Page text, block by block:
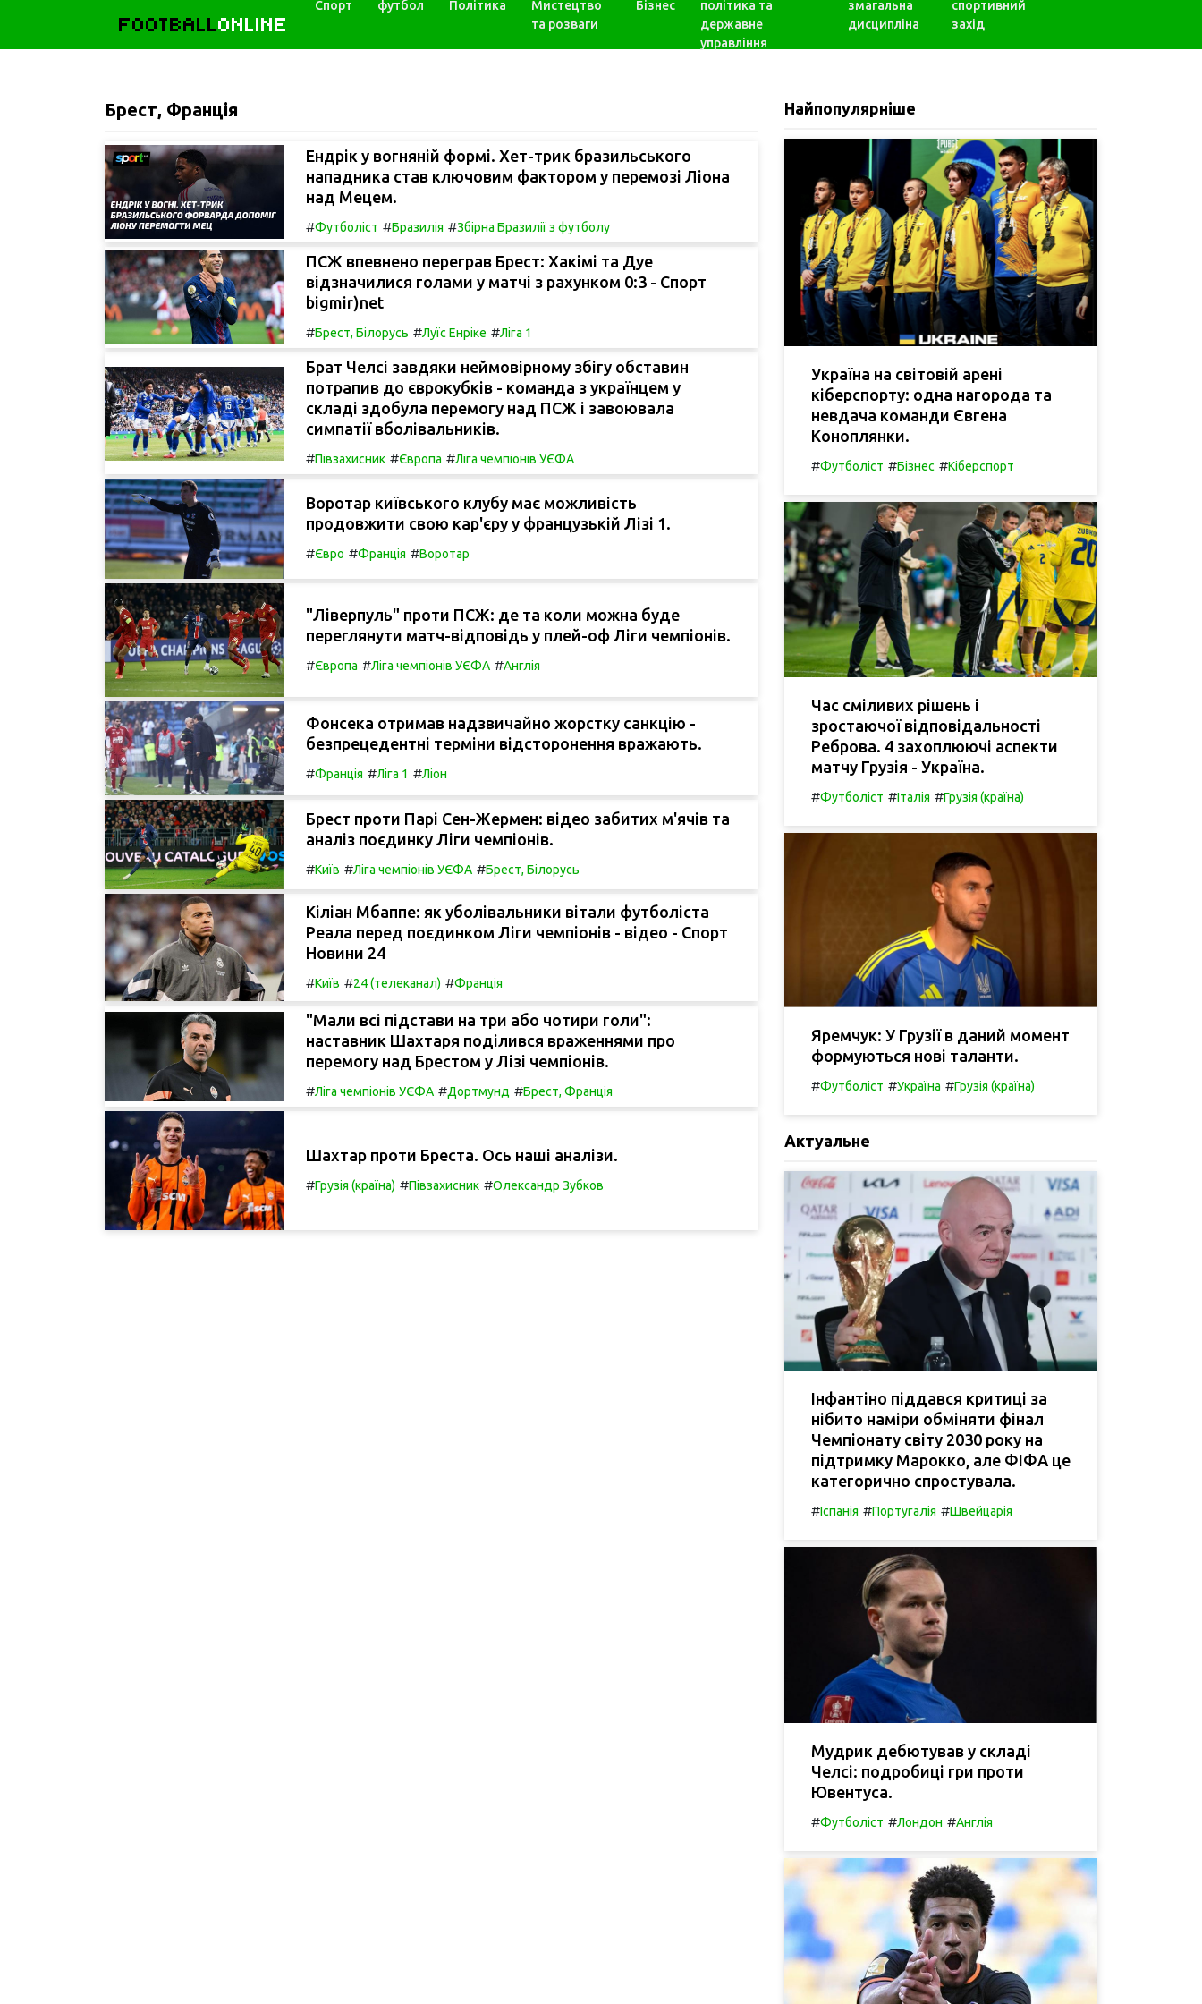
FOOTBALLONLINE
Спорт футбол Політика
Мистецтво
та розваги
Бізнес
політика та
державне
управління
змагальна
дисципліна
спортивний
захід
Брест, Франція
Ендрік у вогняній формі. Хет-трик бразильського
нападника став ключовим фактором у перемозі Ліона
над Мецем.
#Футболіст #Бразилія #Збірна Бразилії з футболу
ПСЖ впевнено переграв Брест: Хакімі та Дуе
відзначилися голами у матчі з рахунком 0:3 - Спорт
bigmir)net
#Брест, Білорусь #Луїс Енріке #Ліга 1
Брат Челсі завдяки неймовірному збігу обставин
потрапив до єврокубків - команда з українцем у
складі здобула перемогу над ПСЖ і завоювала
симпатії вболівальників.
#Півзахисник #Європа #Ліга чемпіонів УЄФА
Воротар київського клубу має можливість
продовжити свою кар'єру у французькій Лізі 1.
#Євро #Франція #Воротар
"Ліверпуль" проти ПСЖ: де та коли можна буде
переглянути матч-відповідь у плей-оф Ліги чемпіонів.
#Європа #Ліга чемпіонів УЄФА #Англія
Фонсека отримав надзвичайно жорстку санкцію -
безпрецедентні терміни відсторонення вражають.
#Франція #Ліга 1 #Ліон
Брест проти Парі Сен-Жермен: відео забитих м'ячів та
аналіз поєдинку Ліги чемпіонів.
#Київ #Ліга чемпіонів УЄФА #Брест, Білорусь
Кіліан Мбаппе: як уболівальники вітали футболіста
Реала перед поєдинком Ліги чемпіонів - відео - Спорт
Новини 24
#Київ #24 (телеканал) #Франція
"Мали всі підстави на три або чотири голи":
наставник Шахтаря поділився враженнями про
перемогу над Брестом у Лізі чемпіонів.
#Ліга чемпіонів УЄФА #Дортмунд #Брест, Франція
Шахтар проти Бреста. Ось наші аналізи.
#Грузія (країна) #Півзахисник #Олександр Зубков
Найпопулярніше
Україна на світовій арені
кіберспорту: одна нагорода та
невдача команди Євгена
Коноплянки.
#Футболіст #Бізнес #Кіберспорт
Час сміливих рішень і
зростаючої відповідальності
Реброва. 4 захоплюючі аспекти
матчу Грузія - Україна.
#Футболіст #Італія #Грузія (країна)
Яремчук: У Грузії в даний момент
формуються нові таланти.
#Футболіст #Україна #Грузія (країна)
Актуальне
Інфантіно піддався критиці за
нібито наміри обміняти фінал
Чемпіонату світу 2030 року на
підтримку Марокко, але ФІФА це
категорично спростувала.
#Іспанія #Португалія #Швейцарія
Мудрик дебютував у складі
Челсі: подробиці гри проти
Ювентуса.
#Футболіст #Лондон #Англія